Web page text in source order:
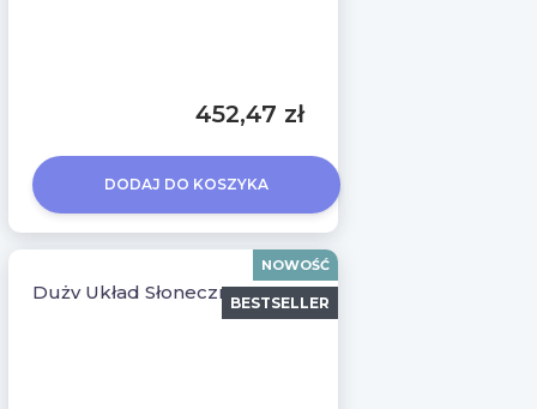
452,47 zł
DODAJ DO KOSZYKA
Duży Układ Słoneczny Montessori
NOWOŚĆ
BESTSELLER